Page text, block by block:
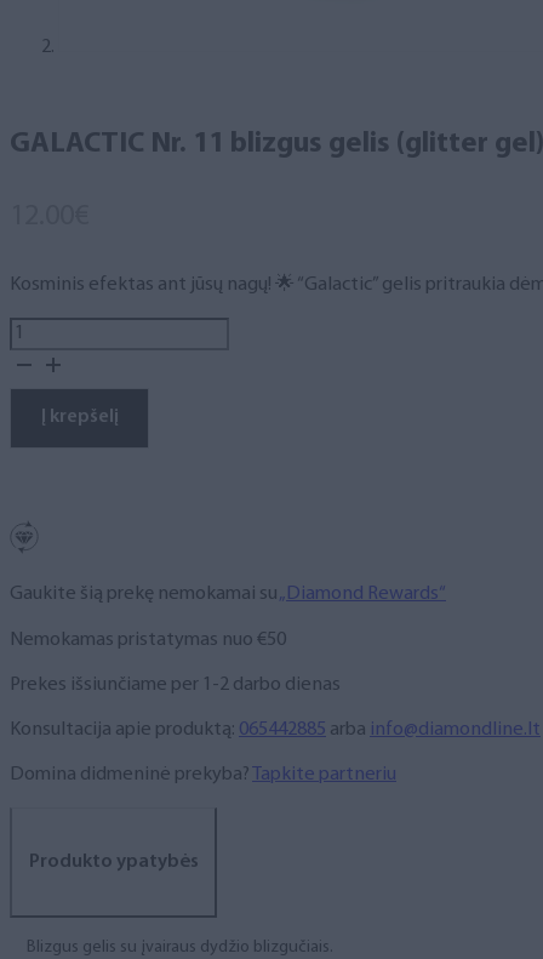
GALACTIC Nr. 11 blizgus gelis (glitter
Kosminis efektas ant jūsų nagų! 🌟 “Galactic” gelis pritraukia
produkto
kiekis:
gel),
ml
Į krepšelį
Gaukite šią prekę nemokamai su„Diamond Rewards“
Nemokamas pristatymas nuo €50
Prekes išsiunčiame per 1-2 darbo dienas
Konsultacija apie produktą: 065442885 arba info@diamondline.lt
Domina didmeninė prekyba? Tapkite partneriu
Produkto ypatybės
Blizgus gelis su įvairaus dydžio blizgučiais.